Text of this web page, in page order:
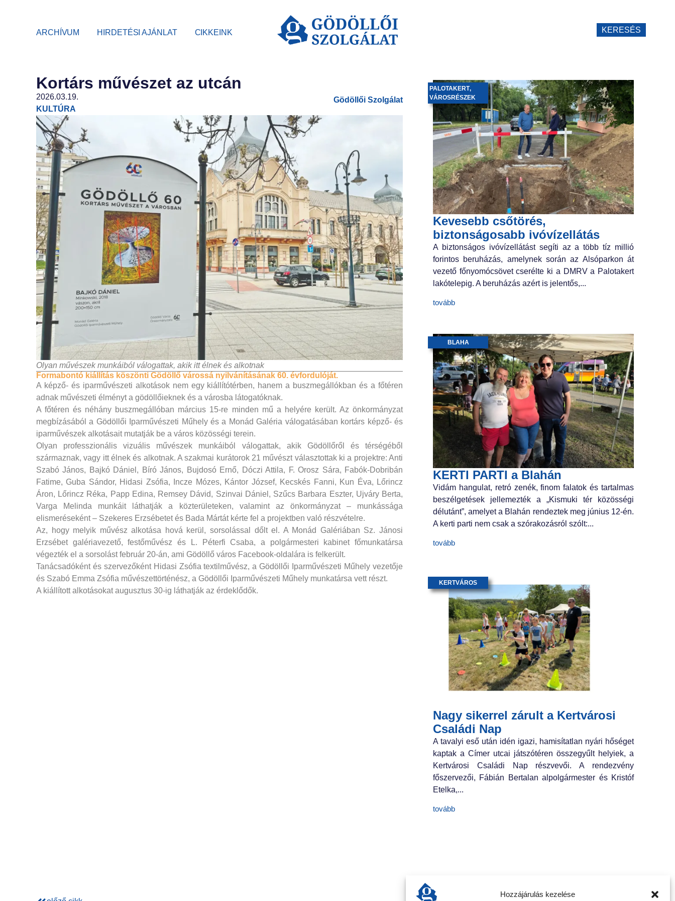
Hozzájárulás kezelése
ARCHÍVUM HIRDETÉSI AJÁNLAT CIKKEINK KERESÉS
Kortárs művészet az utcán
2026.03.19.
KULTÚRA
Gödöllői Szolgálat
Olyan művészek munkáiból válogattak, akik itt élnek és alkotnak
Formabontó kiállítás köszönti Gödöllő várossá nyilvánításának 60. évfordulóját.
A képző- és iparművészeti alkotások nem egy kiállítótérben, hanem a buszmegállókban és a főtéren
adnak művészeti élményt a gödöllőieknek és a városba látogatóknak.
A főtéren és néhány buszmegállóban március 15-re minden mű a helyére került. Az önkormányzat
megbízásából a Gödöllői Iparművészeti Műhely és a Monád Galéria válogatásában kortárs képző- és
iparművészek alkotásait mutatják be a város közösségi terein.
Olyan professzionális vizuális művészek munkáiból válogattak, akik Gödöllőről és térségéből
származnak, vagy itt élnek és alkotnak. A szakmai kurátorok 21 művészt választottak ki a projektre: Anti
Szabó János, Bajkó Dániel, Bíró János, Bujdosó Ernő, Dóczi Attila, F. Orosz Sára, Fabók-Dobribán
Fatime, Guba Sándor, Hidasi Zsófia, Incze Mózes, Kántor József, Kecskés Fanni, Kun Éva, Lőrincz
Áron, Lőrincz Réka, Papp Edina, Remsey Dávid, Szinvai Dániel, Szűcs Barbara Eszter, Ujváry Berta,
Varga Melinda munkáit láthatják a közterületeken, valamint az önkormányzat – munkássága
elismeréseként – Szekeres Erzsébetet és Bada Mártát kérte fel a projektben való részvételre.
Az, hogy melyik művész alkotása hová kerül, sorsolással dőlt el. A Monád Galériában Sz. Jánosi
Erzsébet galériavezető, festőművész és L. Péterfi Csaba, a polgármesteri kabinet főmunkatársa
végezték el a sorsolást február 20-án, ami Gödöllő város Facebook-oldalára is felkerült.
Tanácsadóként és szervezőként Hidasi Zsófia textilművész, a Gödöllői Iparművészeti Műhely vezetője
és Szabó Emma Zsófia művészettörténész, a Gödöllői Iparművészeti Műhely munkatársa vett részt.
A kiállított alkotásokat augusztus 30-ig láthatják az érdeklődők.
Kevesebb csőtörés,
biztonságosabb ivóvízellátás
PALOTAKERT,
VÁROSRÉSZEK
A biztonságos ivóvízellátást segíti az a több tíz millió
forintos beruházás, amelynek során az Alsóparkon át
vezető főnyomócsövet cserélte ki a DMRV a Palotakert
lakótelepig. A beruházás azért is jelentős,...
tovább
KERTI PARTI a Blahán
BLAHA
Vidám hangulat, retró zenék, finom falatok és tartalmas
beszélgetések jellemezték a „Kismuki tér közösségi
délutánt”, amelyet a Blahán rendeztek meg június 12-én.
A kerti parti nem csak a szórakozásról szólt:...
tovább
Nagy sikerrel zárult a Kertvárosi
Családi Nap
KERTVÁROS
A tavalyi eső után idén igazi, hamisítatlan nyári hőséget
kaptak a Címer utcai játszótéren összegyűlt helyiek, a
Kertvárosi Családi Nap részvevői. A rendezvény
főszervezői, Fábián Bertalan alpolgármester és Kristóf
Etelka,...
tovább